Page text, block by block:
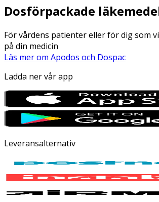
Dosförpackade
För vårdens patienter eller för dig som
på din medicin
Läs mer om Apodos och Dospac
Ladda ner vår app
Leveransalternativ